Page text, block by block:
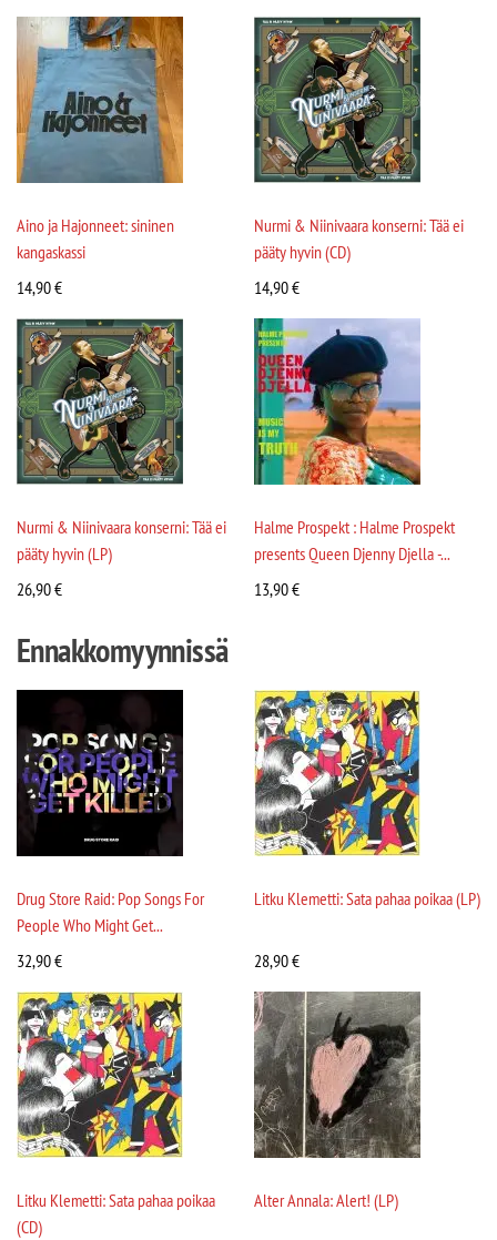
Aino ja Hajonneet: sininen
kangaskassi
14,90€
Nurmi & Niinivaara konserni: Tää ei
pääty hyvin (CD)
14,90€
Nurmi & Niinivaara konserni: Tää ei
pääty hyvin (LP)
26,90€
Halme Prospekt : Halme Prospekt
presents Queen Djenny Djella -...
13,90€
Ennakkomyynnissä
Drug Store Raid: Pop Songs For
People Who Might Get...
32,90€
Litku Klemetti: Sata pahaa poikaa (LP)
28,90€
Litku Klemetti: Sata pahaa poikaa
(CD)
Alter Annala: Alert! (LP)